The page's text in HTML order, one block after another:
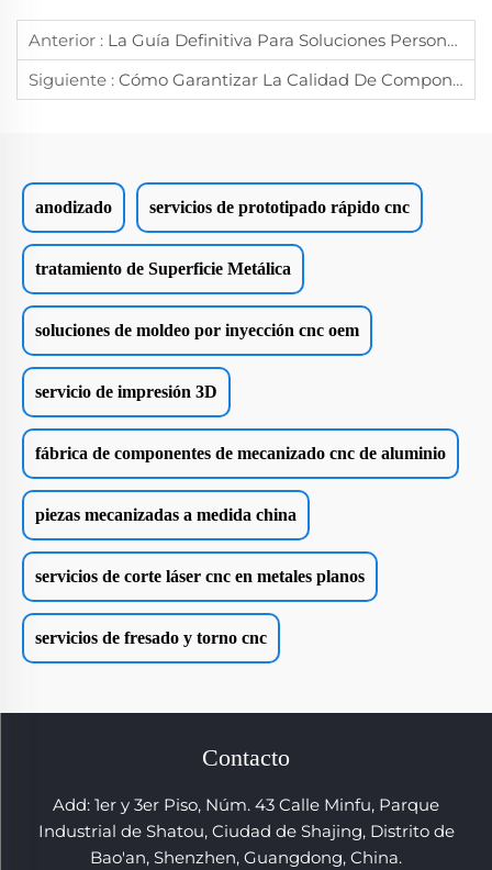
Anterior : La Guía Definitiva Para Soluciones Personalizadas De Mecanizado CNC Fiables
Siguiente : Cómo Garantizar La Calidad De Componentes Mecanizados Con Precisión Mediante CNC Para Uso Industrial
anodizado servicios de prototipado rápido cnc
tratamiento de Superficie Metálica
soluciones de moldeo por inyección cnc oem
servicio de impresión 3D
fábrica de componentes de mecanizado cnc de aluminio
piezas mecanizadas a medida china
servicios de corte láser cnc en metales planos
servicios de fresado y torno cnc
Contacto
Add: 1er y 3er Piso, Núm. 43 Calle Minfu, Parque
Industrial de Shatou, Ciudad de Shajing, Distrito de
Bao'an, Shenzhen, Guangdong, China.